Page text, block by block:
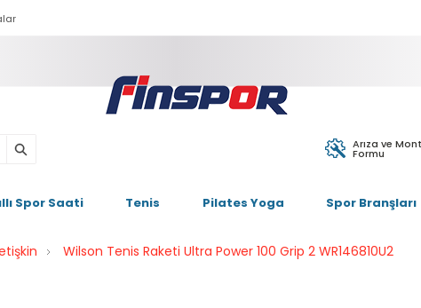
Arıza ve
Formu
Spor Saati Tenis Pilates Yoga Spor Branşları
Wilson Tenis Raketi Ultra Power 100 Grip 2 WR146810U2